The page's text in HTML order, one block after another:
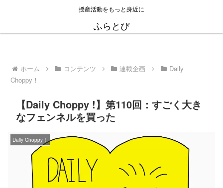
授産活動をもっと身近に
ふらとぴ
ホーム コンテンツ 連載企画
Daily
Choppy！
【Daily Choppy !】第110回：すごく大き
なフェンネルを買った
Daily Choppy！